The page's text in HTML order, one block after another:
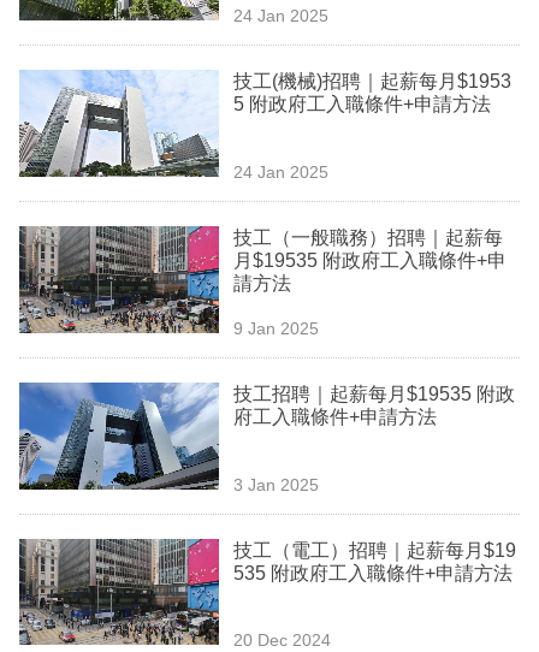
欄
閱
專
區
24 Jan 2025
技工(機械)招聘｜起薪每月$1953
5 附政府工入職條件+申請方法
24 Jan 2025
技工（一般職務）招聘｜起薪每
月$19535 附政府工入職條件+申
請方法
9 Jan 2025
技工招聘｜起薪每月$19535 附政
府工入職條件+申請方法
3 Jan 2025
技工（電工）招聘｜起薪每月$19
535 附政府工入職條件+申請方法
20 Dec 2024